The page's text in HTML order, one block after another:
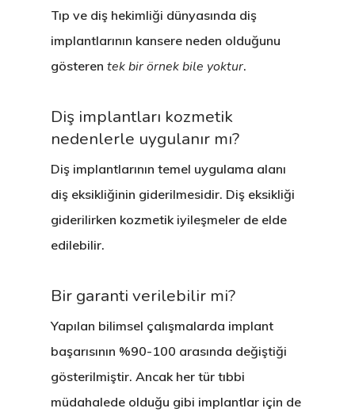
Tıp ve diş hekimliği dünyasında diş
implantlarının kansere neden olduğunu
gösteren tek bir örnek bile yoktur.
Diş implantları kozmetik
nedenlerle uygulanır mı?
Diş implantlarının temel uygulama alanı
diş eksikliğinin giderilmesidir. Diş eksikliği
giderilirken kozmetik iyileşmeler de elde
edilebilir.
Bir garanti verilebilir mi?
Yapılan bilimsel çalışmalarda implant
başarısının %90-100 arasında değiştiği
gösterilmiştir. Ancak her tür tıbbi
müdahalede olduğu gibi implantlar için de
Öneri & Şikayet
BlogKist Operasyonları
Zirkonyum Kaplama
Diş Eti Tedavisi
(Periodontoloji)
WHATSAPP